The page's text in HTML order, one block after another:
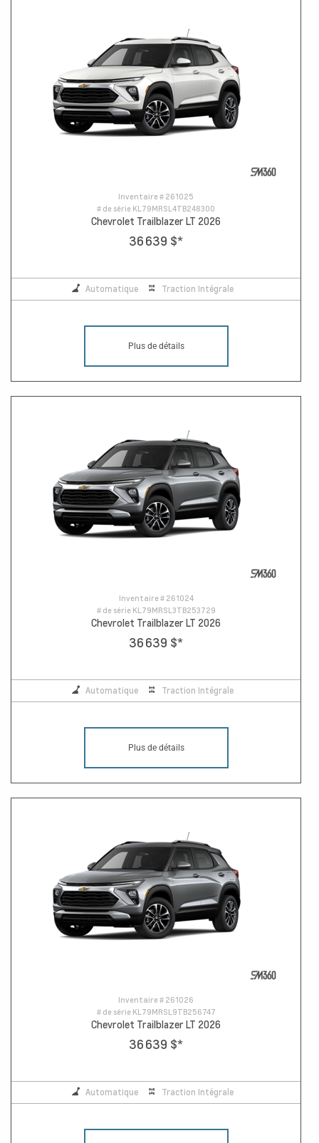
Inventaire # 261025
# de série KL79MRSL4TB248300
Chevrolet Trailblazer LT 2026
36 639 $*
Automatique Traction Intégrale
Plus de détails
Inventaire # 261024
# de série KL79MRSL3TB253729
Chevrolet Trailblazer LT 2026
36 639 $*
Automatique Traction Intégrale
Plus de détails
Inventaire # 261026
# de série KL79MRSL9TB256747
Chevrolet Trailblazer LT 2026
36 639 $*
Automatique Traction Intégrale